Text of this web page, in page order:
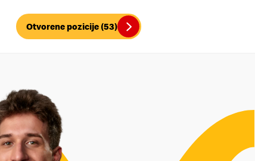
Otvorene pozicije (53)